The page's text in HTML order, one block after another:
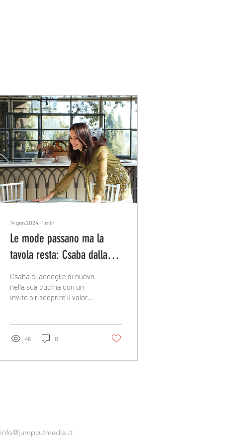
14 gen 2024 ∙ 1 min
Le mode passano ma la
tavola resta: Csaba dalla
Zorza ritorna in cucina con
"A Tavola con Csaba"
Csaba ci accoglie di nuovo
nella sua cucina con un
invito a riscoprire il valore
46 0
info@jumpcutmedia.it